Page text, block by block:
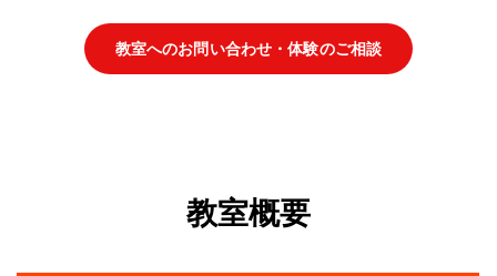
教室へのお問い合わせ・体験のご相談
教室概要